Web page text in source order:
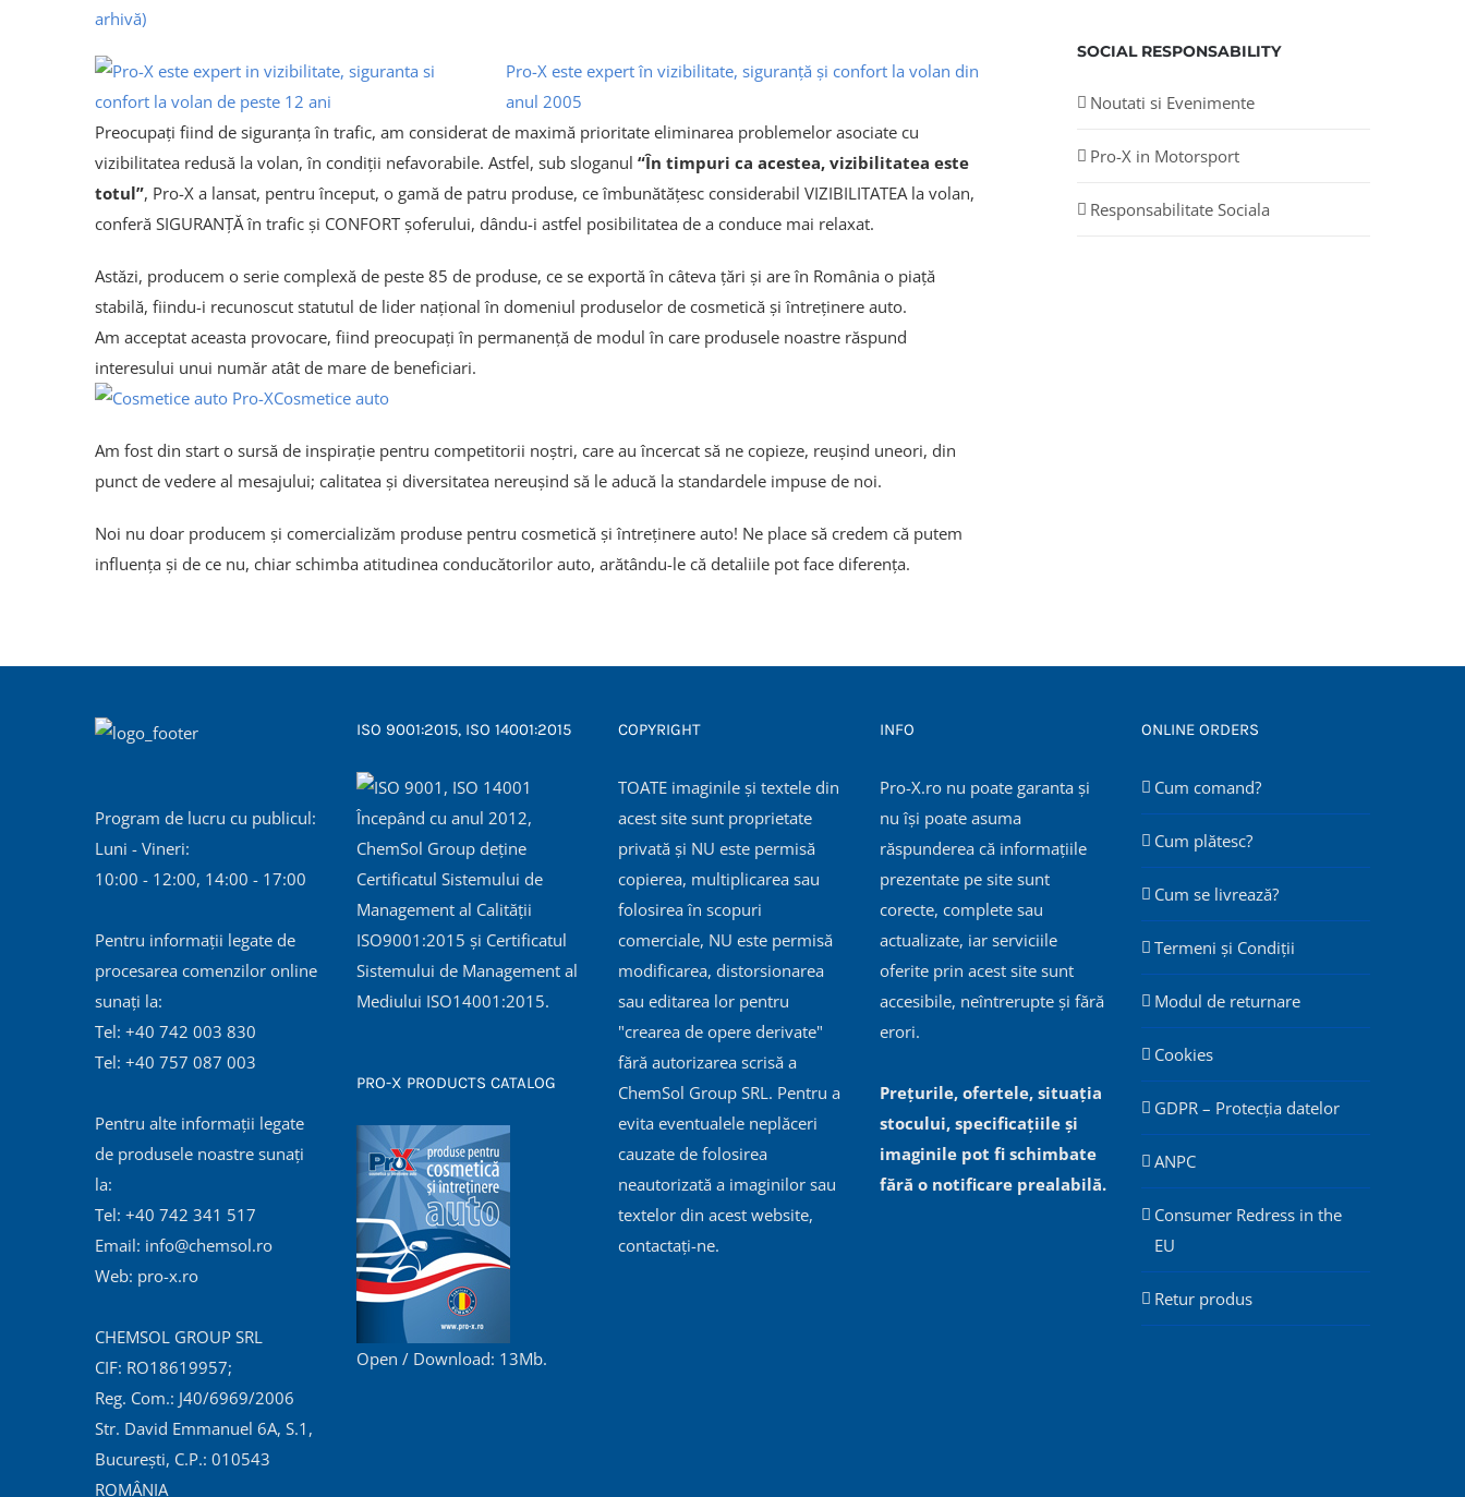
arhivă)
Pro-X este expert în vizibilitate, siguranță și confort la volan din
anul 2005
Preocupați fiind de siguranța în trafic, am considerat de maximă prioritate eliminarea problemelor asociate cu
vizibilitatea redusă la volan, în condiții nefavorabile. Astfel, sub sloganul “În timpuri ca acestea, vizibilitatea este
totul”, Pro-X a lansat, pentru început, o gamă de patru produse, ce îmbunătățesc considerabil VIZIBILITATEA la volan,
conferă SIGURANȚĂ în trafic și CONFORT șoferului, dându-i astfel posibilitatea de a conduce mai relaxat.
Astăzi, producem o serie complexă de peste 85 de produse, ce se exportă în câteva țări și are în România o piață
stabilă, fiindu-i recunoscut statutul de lider național în domeniul produselor de cosmetică și întreținere auto.
Am acceptat aceasta provocare, fiind preocupați în permanență de modul în care produsele noastre răspund
interesului unui număr atât de mare de beneficiari.
Cosmetice auto
Am fost din start o sursă de inspirație pentru competitorii noștri, care au încercat să ne copieze, reușind uneori, din
punct de vedere al mesajului; calitatea și diversitatea nereușind să le aducă la standardele impuse de noi.
Noi nu doar producem și comercializăm produse pentru cosmetică și întreținere auto! Ne place să credem că putem
influența și de ce nu, chiar schimba atitudinea conducătorilor auto, arătându-le că detaliile pot face diferența.
SOCIAL RESPONSABILITY
Noutati si Evenimente
Pro-X in Motorsport
Responsabilitate Sociala
Program de lucru cu publicul:
Luni - Vineri:
10:00 - 12:00, 14:00 - 17:00
Pentru informații legate de
procesarea comenzilor online
sunați la:
Tel: +40 742 003 830
Tel: +40 757 087 003
Pentru alte informații legate
de produsele noastre sunați
la:
Tel: +40 742 341 517
Email: info@chemsol.ro
Web: pro-x.ro
CHEMSOL GROUP SRL
CIF: RO18619957;
Reg. Com.: J40/6969/2006
Str. David Emmanuel 6A, S.1,
București, C.P.: 010543
ROMÂNIA
ISO 9001:2015, ISO 14001:2015
Începând cu anul 2012,
ChemSol Group deține
Certificatul Sistemului de
Management al Calității
ISO9001:2015 și Certificatul
Sistemului de Management al
Mediului ISO14001:2015.
PRO-X PRODUCTS CATALOG
Open / Download: 13Mb.
COPYRIGHT
TOATE imaginile și textele din
acest site sunt proprietate
privată și NU este permisă
copierea, multiplicarea sau
folosirea în scopuri
comerciale, NU este permisă
modificarea, distorsionarea
sau editarea lor pentru
"crearea de opere derivate"
fără autorizarea scrisă a
ChemSol Group SRL. Pentru a
evita eventualele neplăceri
cauzate de folosirea
neautorizată a imaginilor sau
textelor din acest website,
contactați-ne.
INFO
Pro-X.ro nu poate garanta și
nu își poate asuma
răspunderea că informațiile
prezentate pe site sunt
corecte, complete sau
actualizate, iar serviciile
oferite prin acest site sunt
accesibile, neîntrerupte și fără
erori.
Prețurile, ofertele, situația
stocului, specificațiile și
imaginile pot fi schimbate
fără o notificare prealabilă.
ONLINE ORDERS
Cum comand?
Cum plătesc?
Cum se livrează?
Termeni și Condiții
Modul de returnare
Cookies
GDPR – Protecția datelor
ANPC
Consumer Redress in the
EU
Retur produs